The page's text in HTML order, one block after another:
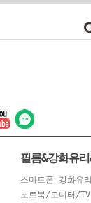
스마트폰 강화유리
노트북/모니터/TV